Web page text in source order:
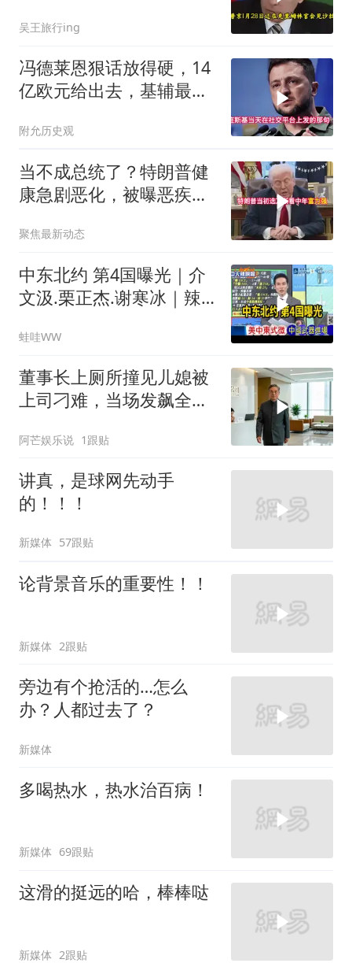
吴王旅行ing
冯德莱恩狠话放得硬，14
亿欧元给出去，基辅最缺
附允历史观
当不成总统了？特朗普健
康急剧恶化，被曝恶疾缠
聚焦最新动态
中东北约 第4国曝光｜介
文汲.栗正杰.谢寒冰｜辣
蛙哇WW
董事长上厕所撞见儿媳被
上司刁难，当场发飙全场
阿芒娱乐说 1跟贴
讲真，是球网先动手
的！！！
新媒体 57跟贴
论背景音乐的重要性！！
新媒体 2跟贴
旁边有个抢活的…怎么
办？人都过去了？
新媒体
多喝热水，热水治百病！
新媒体 69跟贴
这滑的挺远的哈，棒棒哒
新媒体 2跟贴